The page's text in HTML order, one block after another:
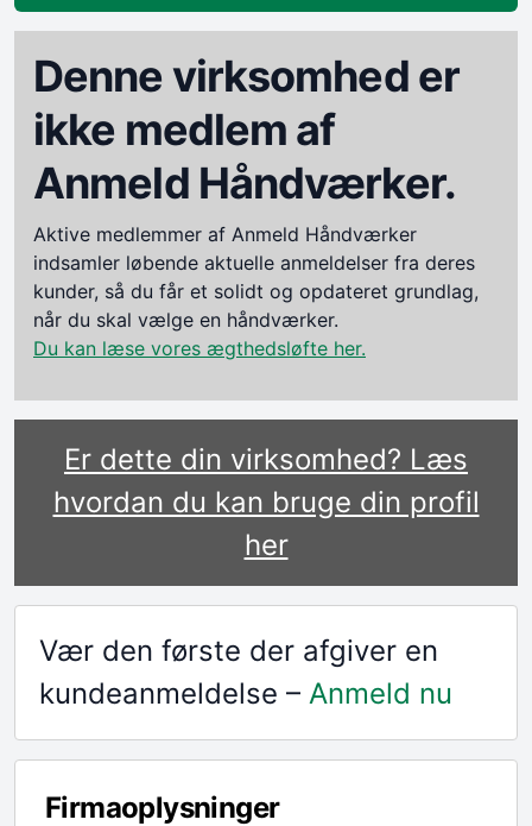
Denne virksomhed er
ikke medlem af
Anmeld Håndværker.
Aktive medlemmer af Anmeld Håndværker
indsamler løbende aktuelle anmeldelser fra deres
kunder, så du får et solidt og opdateret grundlag,
når du skal vælge en håndværker.
Du kan læse vores ægthedsløfte her.
Er dette din virksomhed? Læs
hvordan du kan bruge din profil
her
Vær den første der afgiver en
kundeanmeldelse – Anmeld nu
Firmaoplysninger